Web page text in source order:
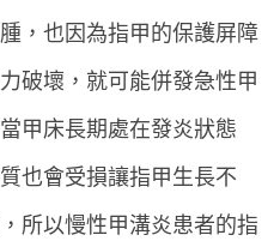
，也因為指甲的保護屏障
破壞，就可能併發急性甲
甲床長期處在發炎狀態
也會受損讓指甲生長不
所以慢性甲溝炎患者的指